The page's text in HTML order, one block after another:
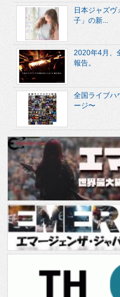
日本ジャズ
子」の新...
2020年4月、
報告。
全国ライブハ
ージ〜